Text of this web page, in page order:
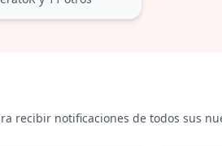
recibir notificaciones de todos sus